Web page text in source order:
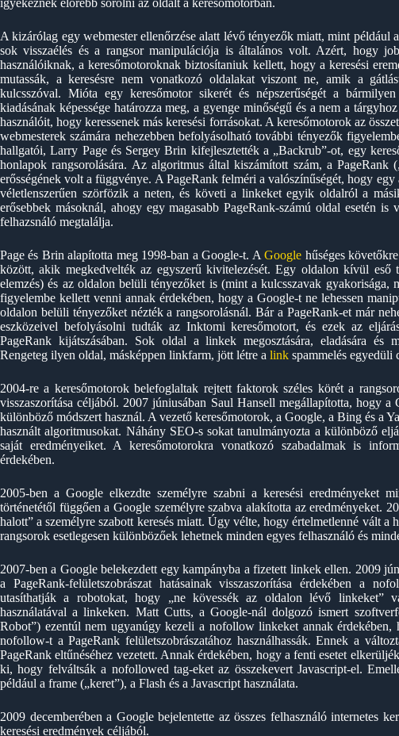
igyekeznek előrébb sorolni az oldalt a keresőmotorban.
A kizárólag egy webmester ellenőrzése alatt lévő tényezők miatt, mint például
sok visszaélés és a rangsor manipulációja is általános volt. Azért, hogy
használóiknak, a keresőmotoroknak biztosítaniuk kellett, hogy a keresési
mutassák, a keresésre nem vonatkozó oldalakat viszont ne, amik a
kulcsszóval. Mióta egy keresőmotor sikerét és népszerűségét a
kiadásának képessége határozza meg, a gyenge minőségű és a nem a
használóit, hogy keressenek más keresési forrásokat. A keresőmotorok az
webmesterek számára nehezebben befolyásolható további tényezők
hallgatói, Larry Page és Sergey Brin kifejlesztették a „Backrub”-ot, egy
honlapok rangsorolására. Az algoritmus által kiszámított szám, a PageRank
erősségének volt a függvénye. A PageRank felméri a valószínűségét, hogy
véletlenszerűen szörfözik a neten, és követi a linkeket egyik oldalról a
erősebbek másoknál, ahogy egy magasabb PageRank-számú oldal esetén
felhazsnáló megtalálja.
Page és Brin alapította meg 1998-ban a Google-t. AGoogle hűséges
között, akik megkedvelték az egyszerű kivitelezését. Egy oldalon kívül eső
elemzés) és az oldalon belüli tényezőket is (mint a kulcsszavak gyakorisága,
figyelembe kellett venni annak érdekében, hogy a Google-t ne lehessen
oldalon belüli tényezőket nézték a rangsorolásnál. Bár a PageRank-et már
eszközeivel befolyásolni tudták az Inktomi keresőmotort, és ezek az
PageRank kijátszásában. Sok oldal a linkek megosztására, eladására és
Rengeteg ilyen oldal, másképpen linkfarm, jött létre a link spammelés egyedüli
2004-re a keresőmotorok belefoglaltak rejtett faktorok széles körét a
visszaszorítása céljából. 2007 júniusában Saul Hansell megállapította, hogy
különböző módszert használ. A vezető keresőmotorok, a Google, a Bing és a
használt algoritmusokat. Náhány SEO-s sokat tanulmányozta a különböző
saját eredményeiket. A keresőmotorokra vonatkozó szabadalmak is
érdekében.
2005-ben a Google elkezdte személyre szabni a keresési eredményeket
történetétől függően a Google személyre szabva alakította az eredményeket.
halott” a személyre szabott keresés miatt. Úgy vélte, hogy értelmetlenné vált a
rangsorok esetlegesen különbözőek lehetnek minden egyes felhasználó és
2007-ben a Google belekezdett egy kampányba a fizetett linkek ellen. 2009
a PageRank-felületszobrászat hatásainak visszaszorítása érdekében a
utasíthatják a robotokat, hogy „ne kövessék az oldalon lévő linkeket”
használatával a linkeken. Matt Cutts, a Google-nál dolgozó ismert
Robot”) ezentúl nem ugyanúgy kezeli a nofollow linkeket annak
nofollow-t a PageRank felületszobrászatához használhassák. Ennek a
PageRank eltűnéséhez vezetett. Annak érdekében, hogy a fenti esetet
ki, hogy felváltsák a nofollowed tag-eket az összekevert Javascript-el.
például a frame („keret”), a Flash és a Javascript használata.
2009 decemberében a Google bejelentette az összes felhasználó internetes
keresési eredmények céljából.